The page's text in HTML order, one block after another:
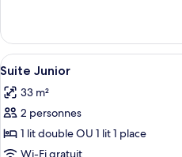
mer
le
type
de
Appartement
Duplex,
mer
Afficher
toutes
les
photos
pour
ce
8
Suite Junior
33 m²
2 personnes
1 lit double OU 1 lit 1 place
Wi-Fi gratuit